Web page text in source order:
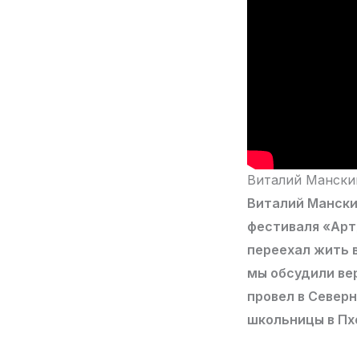
Виталий
Виталий
фестиваля
переехал жить
мы обсудили
провел в
школьницы в